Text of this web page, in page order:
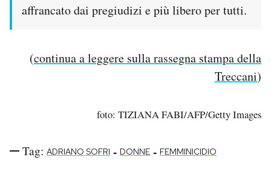
affrancato dai pregiudizi e più libero per tutti.
(continua a leggere sulla rassegna stampa della
Treccani)
foto: TIZIANA FABI/AFP/Getty Images
Tag: ADRIANO SOFRI - DONNE - FEMMINICIDIO